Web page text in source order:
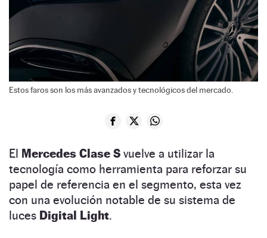
Estos faros son los más avanzados y tecnológicos del mercado.
El Mercedes Clase S vuelve a utilizar la
tecnología como herramienta para reforzar su
papel de referencia en el segmento, esta vez
con una evolución notable de su sistema de
luces Digital Light.